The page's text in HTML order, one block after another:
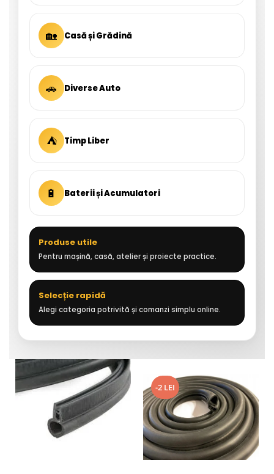
🏡 Casă și Grădină
🚗 Diverse Auto
⛺ Timp Liber
🔋 Baterii și Acumulatori
Produse utile
Pentru mașină, casă, atelier și proiecte practice.
Selecție rapidă
Alegi categoria potrivită și comanzi simplu online.
-2 LEI